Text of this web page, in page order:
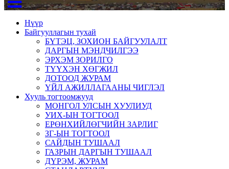
Нүүр
Байгууллагын тухай
БҮТЭЦ, ЗОХИОН БАЙГУУЛАЛТ
ДАРГЫН МЭНДЧИЛГЭЭ
ЭРХЭМ ЗОРИЛГО
ТҮҮХЭН ХӨГЖИЛ
ДОТООД ЖУРАМ
ҮЙЛ АЖИЛЛАГААНЫ ЧИГЛЭЛ
Хууль тогтоомжууд
МОНГОЛ УЛСЫН ХУУЛИУД
УИХ-ЫН ТОГТООЛ
ЕРӨНХИЙЛӨГЧИЙН ЗАРЛИГ
ЗГ-ЫН ТОГТООЛ
САЙДЫН ТУШААЛ
ГАЗРЫН ДАРГЫН ТУШААЛ
ДҮРЭМ, ЖУРАМ